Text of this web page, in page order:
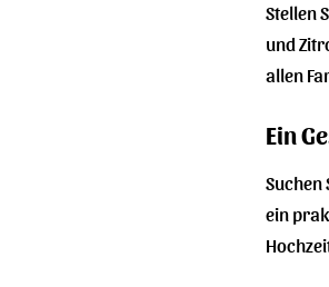
Stellen
und
allen
Ein
Suchen
ein